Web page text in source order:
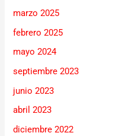
marzo 2025
febrero 2025
mayo 2024
septiembre 2023
junio 2023
abril 2023
diciembre 2022